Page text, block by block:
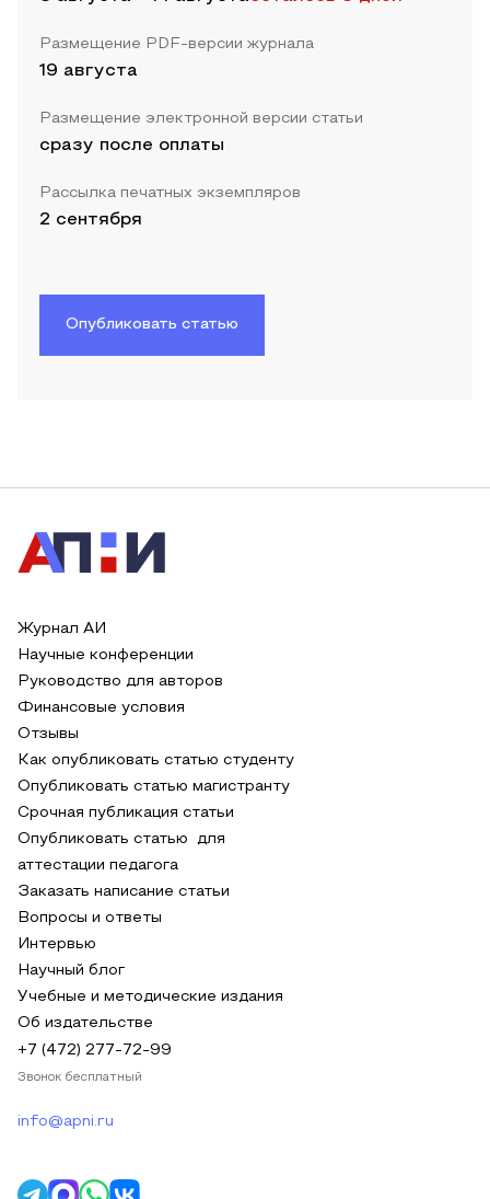
Размещение PDF-версии журнала
19 августа
Размещение электронной версии статьи
сразу после оплаты
Рассылка печатных экземпляров
2 сентября
Опубликовать статью
Журнал АИ
Научные конференции
Руководство для авторов
Финансовые условия
Отзывы
Как опубликовать статью студенту
Опубликовать статью магистранту
Срочная публикация статьи
Опубликовать статью для
аттестации педагога
Заказать написание статьи
Вопросы и ответы
Интервью
Научный блог
Учебные и методические издания
Об издательстве
+7 (472) 277-72-99
Звонок бесплатный
info@apni.ru